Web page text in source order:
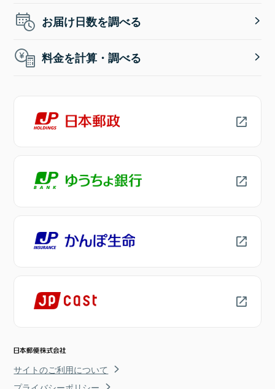
お届け日数を調べる
料金を計算・調べる
サイトのご利用について